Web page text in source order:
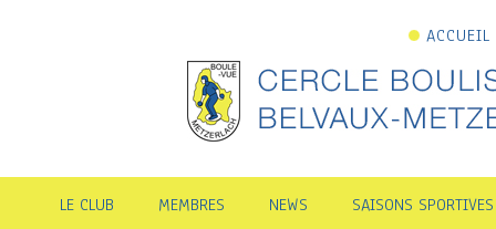
ACCUEIL
LE CLUB MEMBRES NEWS SAISONS SPORTIVES